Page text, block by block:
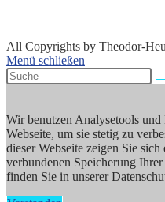
All Copyrights by Theodor-
Menü schließen
Wir benutzen Analysetools
Webseite, um sie stetig zu
dieser Webseite zeigen Sie
verbundenen Speicherung
finden Sie in unserer